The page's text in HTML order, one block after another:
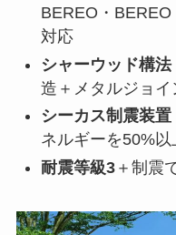
BEREO・
対応
シャーウッド構法
造＋メタルジョ
シーカス制震装置
ネルギーを50%以
耐震等級3＋制震